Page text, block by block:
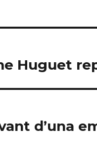
Huguet
d’una